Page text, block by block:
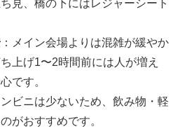
見、橋の下にはレジャーシート
：メイン会場よりは混雑が緩やか
上げ1〜2時間前には人が増え
です。
ンビニは少ないため、飲み物・軽
がおすすめです。